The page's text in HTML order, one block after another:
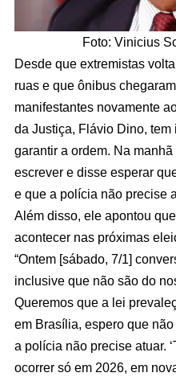
Foto: Vinicius
Desde que extremistas
ruas e que ônibus
manifestantes novamente
da Justiça, Flávio Dino,
garantir a ordem. Na
escrever e disse esperar
e que a polícia não precise
Além disso, ele apontou
acontecer nas próximas
“Ontem [sábado, 7/1]
inclusive que não são do
Queremos que a lei
em Brasília, espero que
a polícia não precise atuar.
ocorrer só em 2026, em